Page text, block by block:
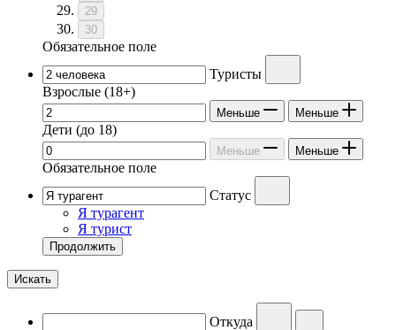
29
30
Обязательное поле
Туристы
Взрослые (18+)
Меньше Меньше
Дети (до 18)
Меньше Меньше
Обязательное поле
Статус
Я турагент
Я турист
Продолжить
Искать
Откуда